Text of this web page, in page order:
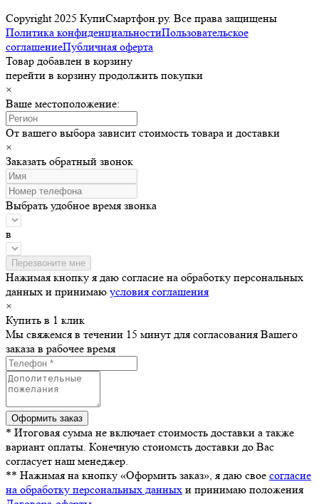
Copyright 2025 КупиСмартфон.ру. Все права защищены
Политика конфиденциальностиПользовательское
соглашениеПубличная оферта
Товар добавлен в корзину
перейти в корзину продолжить покупки
×
Ваше местоположение:
От вашего выбора зависит стоимость товара и доставки
×
Заказать обратный звонок
Выбрать удобное время звонка
в
Нажимая кнопку я даю согласие на обработку персональных
данных и принимаю условия соглашения
×
Купить в 1 клик
Мы свяжемся в течении 15 минут для согласования Вашего
заказа в рабочее время
* Итоговая сумма не включает стоимость доставки а также
вариант оплаты. Конечную стоиомсть доставки до Вас
согласует наш менеджер.
** Нажимая на кнопку «Оформить заказ», я даю свое согласие
на обработку персональных данных и принимаю положения